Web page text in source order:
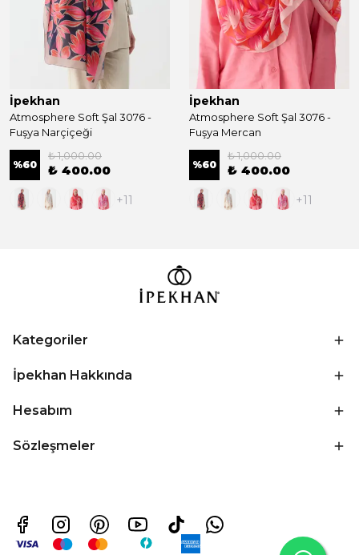
İpekhan
Atmosphere Soft Şal 3076 -
Fuşya Narçiçeği
%60
₺ 1,000.00
₺ 400.00
+11
İpekhan
Atmosphere Soft Şal 3076 -
Fuşya Mercan
%60
₺ 1,000.00
₺ 400.00
+11
Kategoriler
İpekhan Hakkında
Hesabım
Sözleşmeler